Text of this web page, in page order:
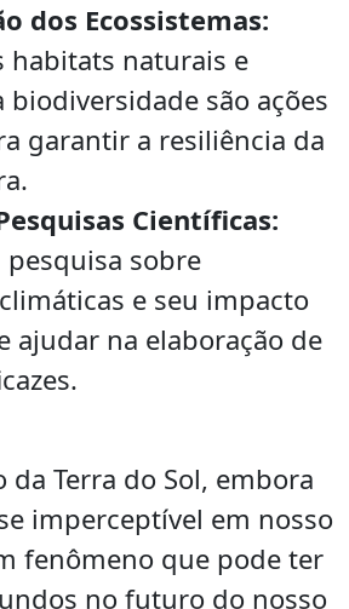
dos Ecossistemas:
habitats naturais e
biodiversidade são ações
garantir a resiliência da
Científicas:
sobre
e seu impacto
ajudar na elaboração de
da Terra do Sol, embora
imperceptível em nosso
fenômeno que pode ter
no futuro do nosso